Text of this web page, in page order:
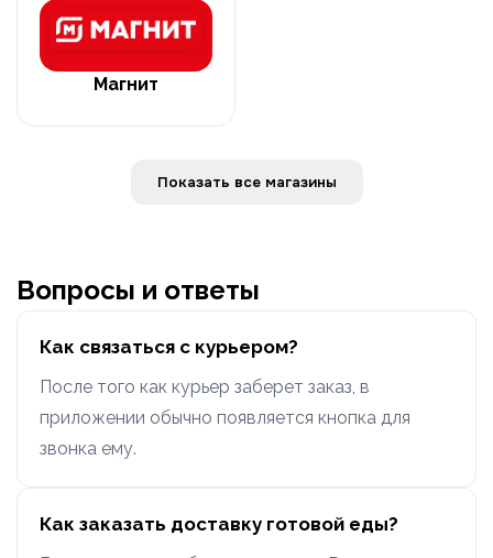
Магнит
Показать все магазины
Вопросы и ответы
Как связаться с курьером?
После того как курьер заберет заказ, в
приложении обычно появляется кнопка для
звонка ему.
Как заказать доставку готовой еды?